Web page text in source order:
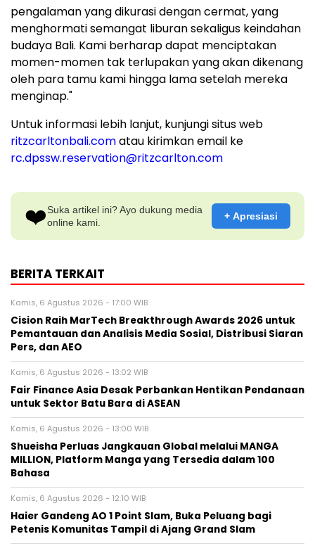
pengalaman yang dikurasi dengan cermat, yang
menghormati semangat liburan sekaligus keindahan
budaya Bali. Kami berharap dapat menciptakan
momen-momen tak terlupakan yang akan dikenang
oleh para tamu kami hingga lama setelah mereka
menginap."
Untuk informasi lebih lanjut, kunjungi situs web
ritzcarltonbali.comatau kirimkanemail ke
rc.dpssw.reservation@ritzcarlton.com
❤️Suka artikel ini? Ayo dukung media
online kami.
+ Apresiasi
BERITA TERKAIT
Kamis, 6 Agustus 2026 - 17:00 WIB
Cision Raih MarTech Breakthrough Awards 2026 untuk
Pemantauan dan Analisis Media Sosial, Distribusi Siaran
Pers, dan AEO
Kamis, 6 Agustus 2026 - 13:02 WIB
Fair Finance Asia Desak Perbankan Hentikan Pendanaan
untuk Sektor Batu Bara di ASEAN
Kamis, 6 Agustus 2026 - 13:00 WIB
Shueisha Perluas Jangkauan Global melalui MANGA
MILLION, Platform Manga yang Tersedia dalam 100
Bahasa
Kamis, 6 Agustus 2026 - 12:10 WIB
Haier Gandeng AO 1 Point Slam, Buka Peluang bagi
Petenis Komunitas Tampil di Ajang Grand Slam